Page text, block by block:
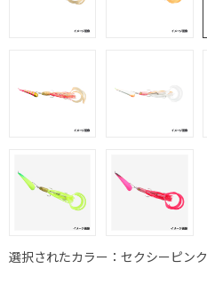
選択されたカラー：セクシーピンク